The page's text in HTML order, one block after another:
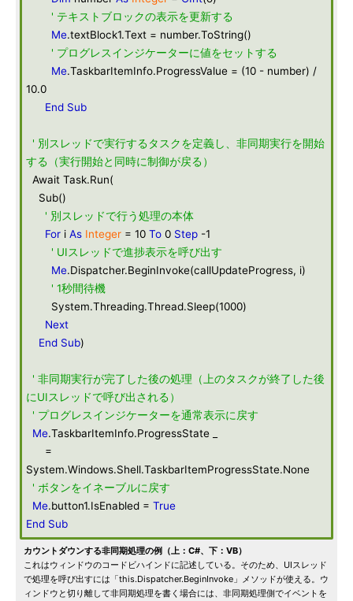
' テキストブロックの表示を更新する
Me.textBlock1.Text = number.ToString()
' プログレスインジケーターに値をセットする
Me.TaskbarItemInfo.ProgressValue = (10 - number) /
10.0
End Sub
' 別スレッドで実行するタスクを定義し、非同期実行を開始
する（実行開始と同時に制御が戻る）
Await Task.Run(
Sub()
' 別スレッドで行う処理の本体
For i As Integer = 10 To 0 Step -1
' UIスレッドで進捗表示を呼び出す
Me.Dispatcher.BeginInvoke(callUpdateProgress, i)
' 1秒間待機
System.Threading.Thread.Sleep(1000)
Next
End Sub)
' 非同期実行が完了した後の処理（上のタスクが終了した後
にUIスレッドで呼び出される）
' プログレスインジケーターを通常表示に戻す
Me.TaskbarItemInfo.ProgressState _
=
System.Windows.Shell.TaskbarItemProgressState.None
' ボタンをイネーブルに戻す
Me.button1.IsEnabled = True
End Sub
カウントダウンする非同期処理の例（上：C#、下：VB）
これはウィンドウのコードビハインドに記述している。そのため、UIスレッド
で処理を呼び出すには「this.Dispatcher.BeginInvoke」メソッドが使える。ウ
ィンドウと切り離して非同期処理を書く場合には、非同期処理側でイベントを